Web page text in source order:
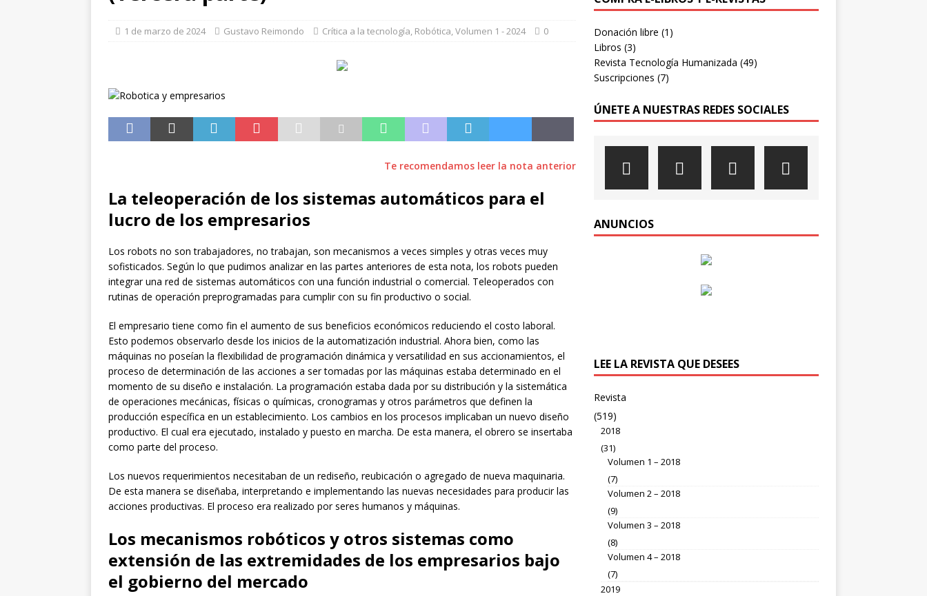
[ 1 de julio de 2026 ]
LA TECNOLOGÍA
1 de marzo de 2024 Gustavo Reimondo Crítica a la tecnología, Robótica,Volumen 1 - 2024 0
Te recomendamos leer la nota anterior
La teleoperación de los sistemas automáticos para el
lucro de los empresarios
Los robots no son trabajadores, no trabajan, son mecanismos a veces simples y otras veces muy
sofisticados. Según lo que pudimos analizar en las partes anteriores de esta nota, los robots pueden
integrar una red de sistemas automáticos con una función industrial o comercial. Teleoperados con
rutinas de operación preprogramadas para cumplir con su fin productivo o social.
El empresario tiene como fin el aumento de sus beneficios económicos reduciendo el costo laboral.
Esto podemos observarlo desde los inicios de la automatización industrial. Ahora bien, como las
máquinas no poseían la flexibilidad de programación dinámica y versatilidad en sus accionamientos, el
proceso de determinación de las acciones a ser tomadas por las máquinas estaba determinado en el
momento de su diseño e instalación. La programación estaba dada por su distribución y la sistemática
de operaciones mecánicas, físicas o químicas, cronogramas y otros parámetros que definen la
producción específica en un establecimiento. Los cambios en los procesos implicaban un nuevo diseño
productivo. El cual era ejecutado, instalado y puesto en marcha. De esta manera, el obrero se insertaba
como parte del proceso.
Los nuevos requerimientos necesitaban de un rediseño, reubicación o agregado de nueva maquinaria.
De esta manera se diseñaba, interpretando e implementando las nuevas necesidades para producir las
acciones productivas. El proceso era realizado por seres humanos y máquinas.
Los mecanismos robóticos y otros sistemas como
extensión de las extremidades de los empresarios bajo
el gobierno del mercado
Donación libre (1)
Libros (3)
Revista Tecnología Humanizada (49)
Suscripciones (7)
ÚNETE A NUESTRAS REDES SOCIALES
ANUNCIOS
LEE LA REVISTA QUE DESEES
Revista
(519)
2018
(31)
Volumen 1 – 2018
(7)
Volumen 2 – 2018
(9)
Volumen 3 – 2018
(8)
Volumen 4 – 2018
(7)
2019